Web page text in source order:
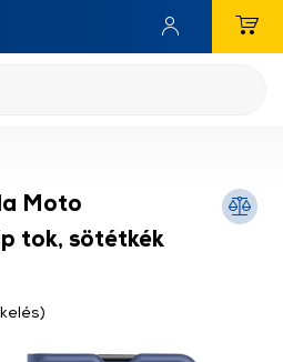
Moto
tok, sötétkék